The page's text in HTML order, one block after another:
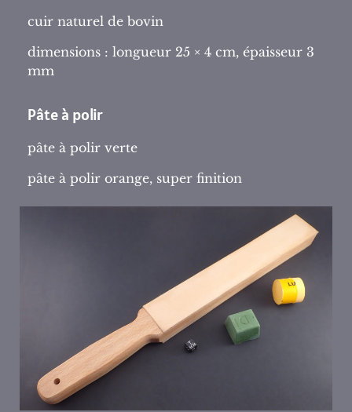
cuir naturel de bovin
dimensions : longueur 25 × 4 cm, épaisseur 3
mm
Pâte à polir
pâte à polir verte
pâte à polir orange, super finition